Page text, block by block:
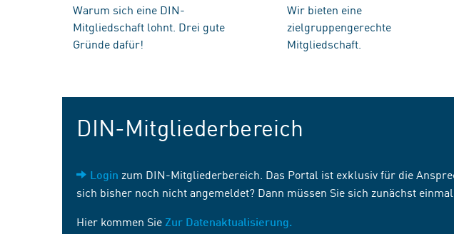
Warum sich eine DIN-
Mitgliedschaft lohnt. Drei gute
Gründe dafür!
Wir bieten eine
zielgruppengerechte
Mitgliedschaft.
DIN-Mitgliederbereich
Login zum DIN-Mitgliederbereich. Das Portal ist exklusiv für die
sich bisher noch nicht angemeldet? Dann müssen Sie sich zunächst
Hier kommen Sie Zur Datenaktualisierung.